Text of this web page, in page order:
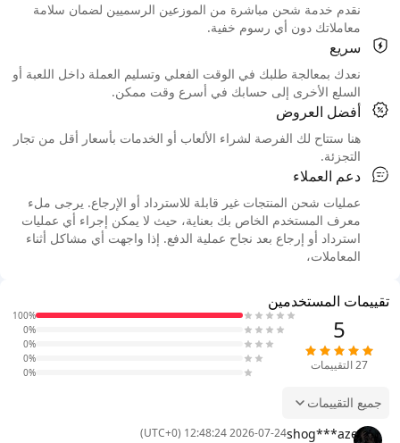
نقدم خدمة شحن مباشرة من الموزعين الرسميين لضمان سلامة
معاملاتك دون أي رسوم خفية.
سريع
نعدك بمعالجة طلبك في الوقت الفعلي وتسليم العملة داخل اللعبة أو
السلع الأخرى إلى حسابك في أسرع وقت ممكن.
أفضل العروض
هنا ستتاح لك الفرصة لشراء الألعاب أو الخدمات بأسعار أقل من تجار
التجزئة.
دعم العملاء
عمليات شحن المنتجات غير قابلة للاسترداد أو الإرجاع. يرجى ملء
معرف المستخدم الخاص بك بعناية، حيث لا يمكن إجراء أي عمليات
استرداد أو إرجاع بعد نجاح عملية الدفع. إذا واجهت أي مشاكل أثناء
المعاملات،
تقييمات المستخدمين
5
27التقييمات
100%
0%
0%
0%
0%
جميع التقييمات
shog***aze
2026-07-24 12:48:24 (UTC+0)